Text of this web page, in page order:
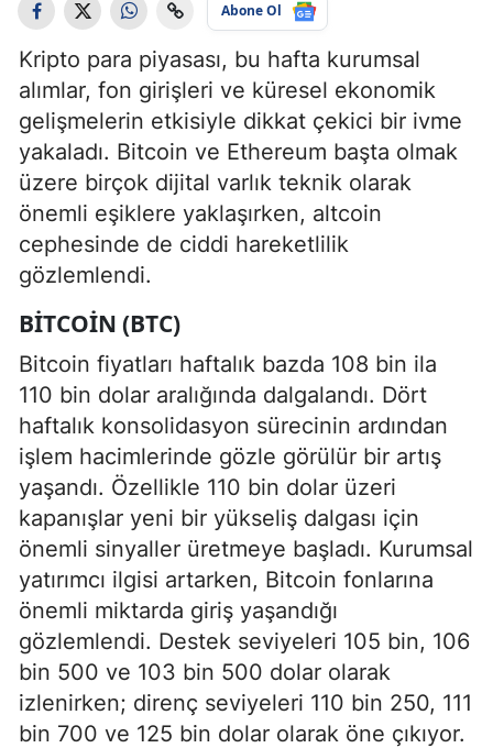
Abone Ol
Kripto para piyasası, bu hafta kurumsal
alımlar, fon girişleri ve küresel ekonomik
gelişmelerin etkisiyle dikkat çekici bir ivme
yakaladı. Bitcoin ve Ethereum başta olmak
üzere birçok dijital varlık teknik olarak
önemli eşiklere yaklaşırken, altcoin
cephesinde de ciddi hareketlilik
gözlemlendi.
BITCOIN (BTC)
Bitcoin fiyatları haftalık bazda 108 bin ila
110 bin dolar aralığında dalgalandı. Dört
haftalık konsolidasyon sürecinin ardından
işlem hacimlerinde gözle görülür bir artış
yaşandı. Özellikle 110 bin dolar üzeri
kapanışlar yeni bir yükseliş dalgası için
önemli sinyaller üretmeye başladı. Kurumsal
yatırımcı ilgisi artarken, Bitcoin fonlarına
önemli miktarda giriş yaşandığı
gözlemlendi. Destek seviyeleri 105 bin, 106
bin 500 ve 103 bin 500 dolar olarak
izlenirken; direnç seviyeleri 110 bin 250, 111
bin 700 ve 125 bin dolar olarak öne çıkıyor.